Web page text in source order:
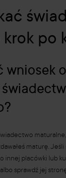
po
wniosek
maturalne,
maturę. Jeśli
innej placówki lub
sprawdź jej